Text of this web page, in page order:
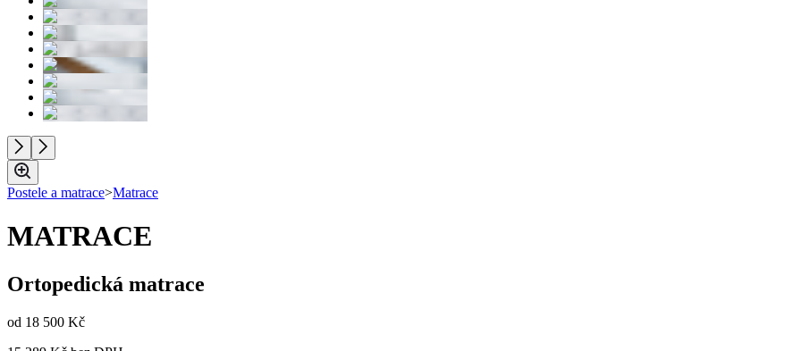
Postele a matrace>Matrace
MATRACE
Ortopedická matrace
od 18 500 Kč